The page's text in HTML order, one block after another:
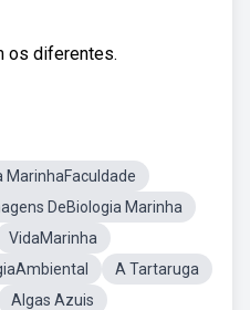
os diferentes.
MarinhaFaculdade
DeBiologia Marinha
VidaMarinha
A Tartaruga
Algas Azuis